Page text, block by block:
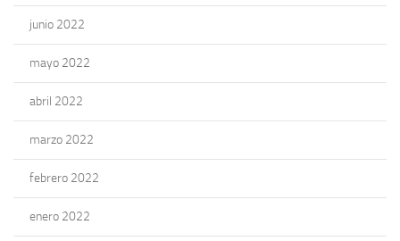
junio 2022
mayo 2022
abril 2022
marzo 2022
febrero 2022
enero 2022